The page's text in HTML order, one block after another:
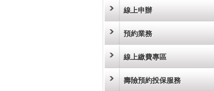
線上申辦
預約業務
線上繳費專區
壽險預約投保服務